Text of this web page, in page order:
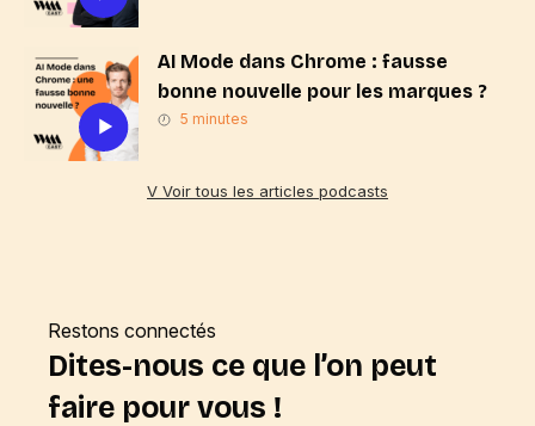
AI Mode dans Chrome : fausse
bonne nouvelle pour les marques ?
5 minutes
V Voir tous les articles podcasts
Restons connectés
Dites-nous ce que l’on peut
faire pour vous !